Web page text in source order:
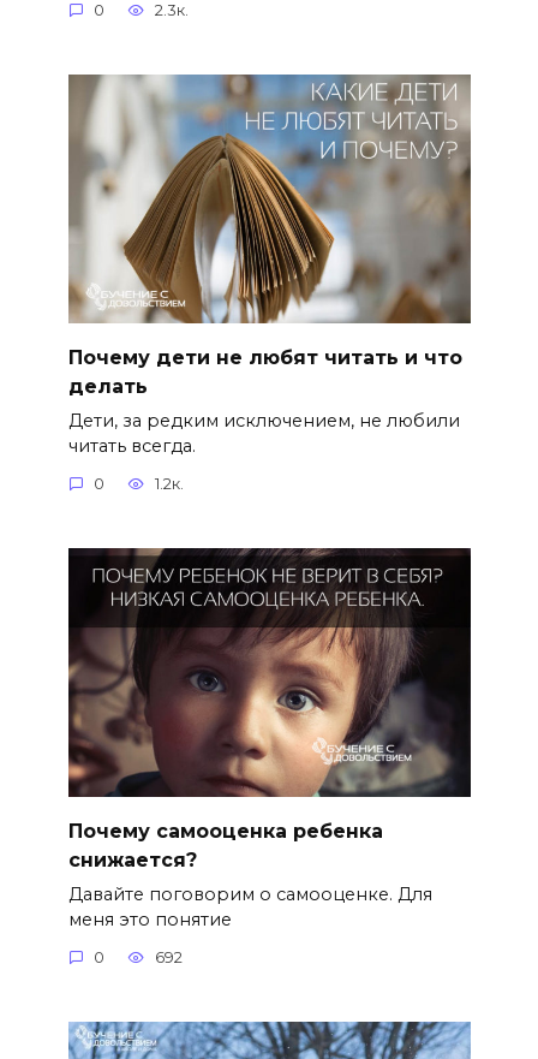
0 2.3к.
Почему дети не любят читать и что
делать
Дети, за редким исключением, не любили
читать всегда.
0 1.2к.
Почему самооценка ребенка
снижается?
Давайте поговорим о самооценке. Для
меня это понятие
0 692